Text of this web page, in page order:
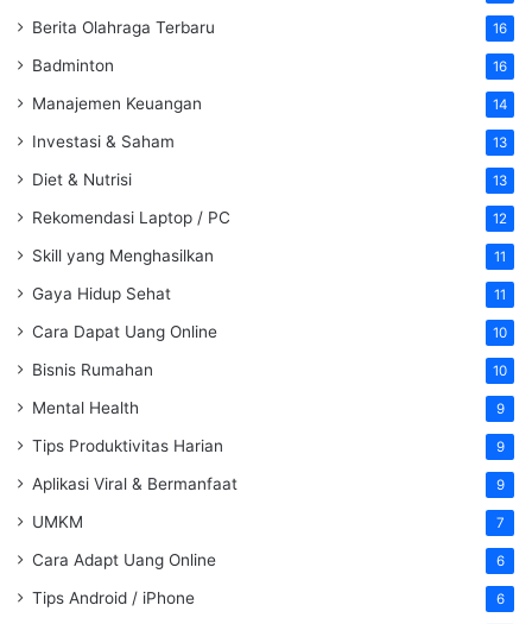
Berita Olahraga Terbaru 16
Badminton 16
Manajemen Keuangan 14
Investasi & Saham 13
Diet & Nutrisi 13
Rekomendasi Laptop / PC 12
Skill yang Menghasilkan 11
Gaya Hidup Sehat 11
Cara Dapat Uang Online 10
Bisnis Rumahan 10
Mental Health 9
Tips Produktivitas Harian 9
Aplikasi Viral & Bermanfaat 9
UMKM 7
Cara Adapt Uang Online 6
Tips Android / iPhone 6